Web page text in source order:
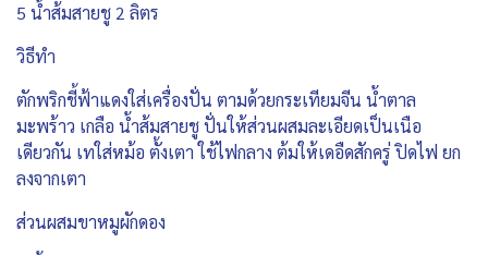
5 น้ำส้มสายชู 2 ลิตร
วิธีทำ
ตักพริกชี้ฟ้าแดงใส่เครื่องปั่น ตามด้วยกระเทียมจีน น้ำตาล
มะพร้าว เกลือ น้ำส้มสายชู ปั่นให้ส่วนผสมละเอียดเป็นเนือ
เดียวกัน เทใส่หม้อ ตั้งเตา ใช้ไฟกลาง ต้มให้เดอืดสักครู่ ปิดไฟ ยก
ลงจากเตา
ส่วนผสมขาหมูผักดอง